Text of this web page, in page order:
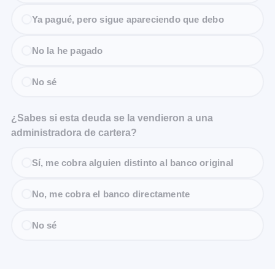
Ya pagué, pero sigue apareciendo que debo
No la he pagado
No sé
¿Sabes si esta deuda se la vendieron a una
administradora de cartera?
Sí, me cobra alguien distinto al banco original
No, me cobra el banco directamente
No sé